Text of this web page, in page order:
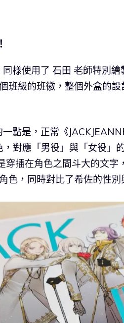
樣使用了 石田 老師特別
班級的班徽，整個外盒的
點是，正常《
，對應「男役」與「女役
穿插在角色之間斗大的文
色，同時對比了希佐的性別